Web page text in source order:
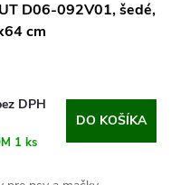
D06-092V01, šedé,
cm
DPH
1 ks
DO KOŠÍKA